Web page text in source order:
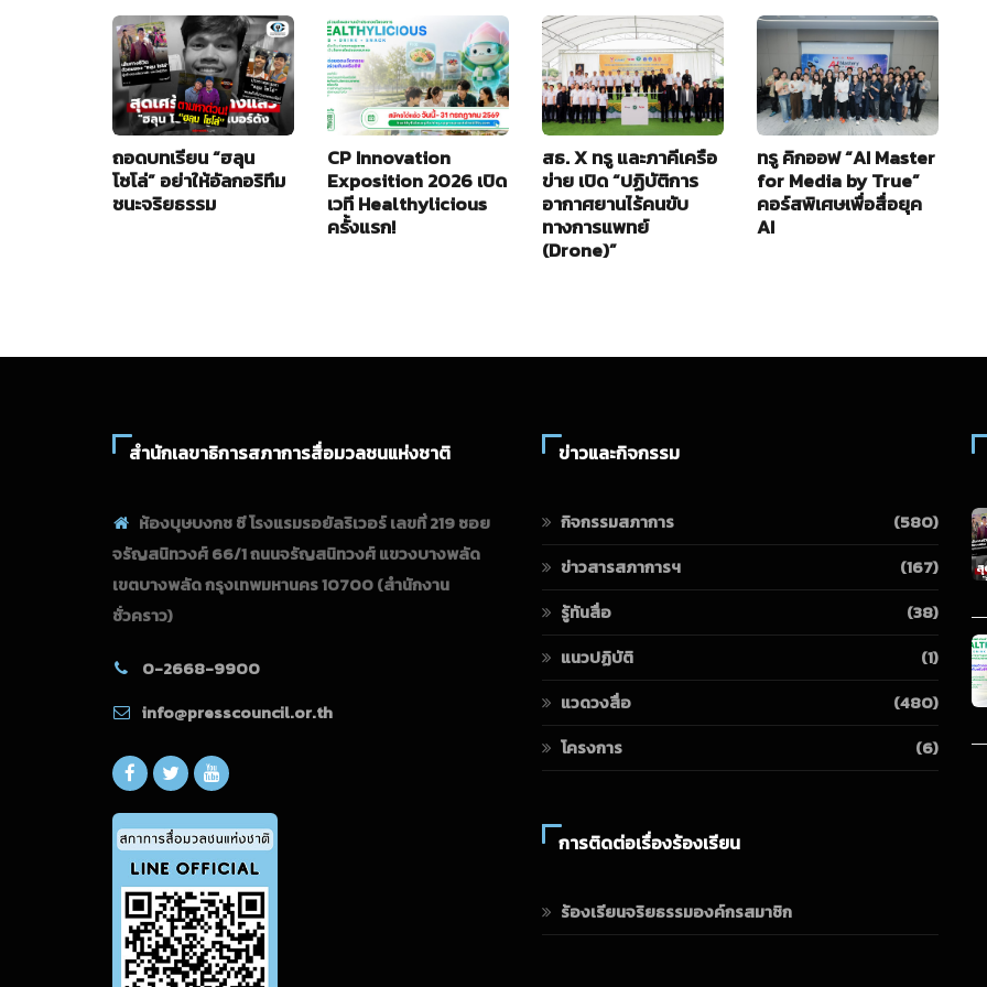
ถอดบทเรียน “ฮลุน
โซโล่” อย่าให้อัลกอริทึม
ชนะจริยธรรม
CP Innovation
Exposition 2026 เปิด
เวที Healthylicious
ครั้งแรก!
สธ. X ทรู และภาคีเครือ
ข่าย เปิด “ปฏิบัติการ
อากาศยานไร้คนขับ
ทางการแพทย์
(Drone)”
ทรู คิกออฟ “AI Master
for Media by True”
คอร์สพิเศษเพื่อสื่อยุค
AI
สำนักเลขาธิการสภาการสื่อมวลชนแห่งชาติ
ห้องบุษบงกช ซี โรงแรมรอยัลริเวอร์ เลขที่ 219 ซอย
จรัญสนิทวงศ์ 66/1 ถนนจรัญสนิทวงศ์ แขวงบางพลัด
เขตบางพลัด กรุงเทพมหานคร 10700(สำนักงาน
ชั่วคราว)
0-2668-9900
info@presscouncil.or.th
ข่าวและกิจกรรม
กิจกรรมสภาการ
(580)
ข่าวสารสภาการฯ
(167)
รู้ทันสื่อ
(38)
แนวปฏิบัติ
(1)
แวดวงสื่อ
(480)
โครงการ
(6)
การติดต่อเรื่องร้องเรียน
ร้องเรียนจริยธรรมองค์กรสมาชิก